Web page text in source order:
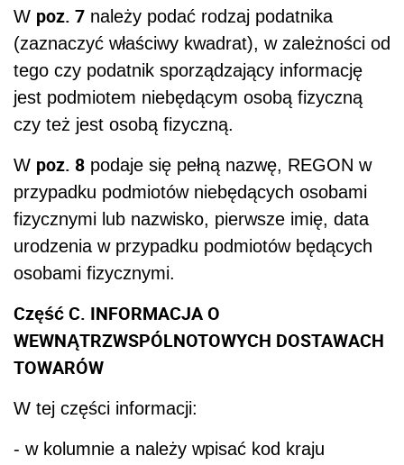
W poz. 7 należy podać rodzaj podatnika
(zaznaczyć właściwy kwadrat), w zależności od
tego czy podatnik sporządzający informację
jest podmiotem niebędącym osobą fizyczną
czy też jest osobą fizyczną.
W poz. 8 podaje się pełną nazwę, REGON w
przypadku podmiotów niebędących osobami
fizycznymi lub nazwisko, pierwsze imię, data
urodzenia w przypadku podmiotów będących
osobami fizycznymi.
Część C. INFORMACJA O
WEWNĄTRZWSPÓLNOTOWYCH DOSTAWACH
TOWARÓW
W tej części informacji:
- w kolumnie a należy wpisać kod kraju